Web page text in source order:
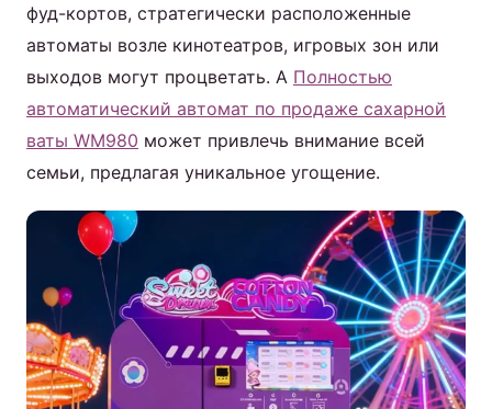
фуд-кортов, стратегически расположенные
автоматы возле кинотеатров, игровых зон или
выходов могут процветать. A Полностью
автоматический автомат по продаже сахарной
ваты WM980 может привлечь внимание всей
семьи, предлагая уникальное угощение.